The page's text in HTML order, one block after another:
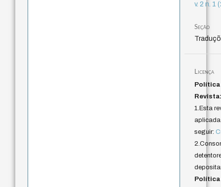
v. 2 n. 1
Seção
Licença
Política
1.Esta
aplicada
seguir:
Política